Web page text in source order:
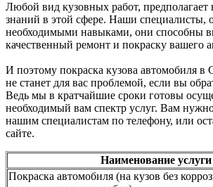
Любой вид кузовных работ,
знаний в этой сфере. Наши специалисты,
необходимыми навыками, они способны
качественный ремонт и покраску вашего
И поэтому покраска кузова автомобиля в
не станет для вас проблемой, если вы
Ведь мы в кратчайшие сроки готовы
необходимый вам спектр услуг. Вам
нашим специалистам по телефону, или
сайте.
Наименование услуги
Покраска автомобиля (на кузов без